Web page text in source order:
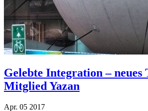
Gelebte Integration – neues
Mitglied Yazan
Apr. 05 2017